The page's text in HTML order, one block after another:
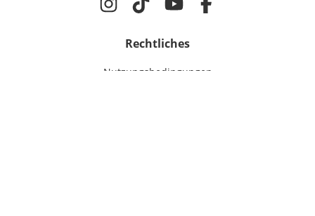
Rechtliches
Nutzungsbedingungen